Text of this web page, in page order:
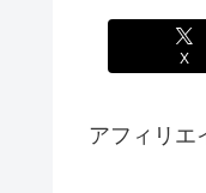
X
アフィリエ